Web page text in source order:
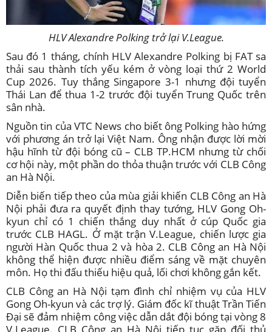
HLV Alexandre Polking trở lại V.League.
Sau đó 1 tháng, chính HLV Alexandre Polking bị FAT sa
thải sau thành tích yếu kém ở vòng loại thứ 2 World
Cup 2026. Tuy thắng Singapore 3-1 nhưng đội tuyển
Thái Lan để thua 1-2 trước đội tuyển Trung Quốc trên
sân nhà.
Nguồn tin của VTC News cho biết ông Polking hào hứng
với phương án trở lại Việt Nam. Ông nhận được lời mời
hậu hĩnh từ đội bóng cũ – CLB TP.HCM nhưng từ chối
cơ hội này, một phần do thỏa thuận trước với CLB Công
an Hà Nội.
Diễn biến tiếp theo của mùa giải khiến CLB Công an Hà
Nội phải đưa ra quyết định thay tướng, HLV Gong Oh-
kyun chỉ có 1 chiến thắng duy nhất ở cúp Quốc gia
trước CLB HAGL. Ở mặt trận V.League, chiến lược gia
người Hàn Quốc thua 2 và hòa 2. CLB Công an Hà Nội
không thể hiện được nhiều điểm sáng về mặt chuyên
môn. Họ thi đấu thiếu hiệu quả, lối chơi không gắn kết.
CLB Công an Hà Nội tạm đình chỉ nhiệm vụ của HLV
Gong Oh-kyun và các trợ lý. Giám đốc kĩ thuật Trần Tiến
Đại sẽ đảm nhiệm công việc dẫn dắt đội bóng tại vòng 8